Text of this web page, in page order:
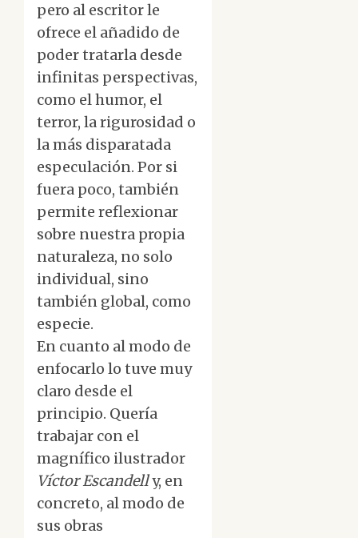
pero al escritor le
ofrece el añadido de
poder tratarla desde
infinitas perspectivas,
como el humor, el
terror, la rigurosidad o
la más disparatada
especulación. Por si
fuera poco, también
permite reflexionar
sobre nuestra propia
naturaleza, no solo
individual, sino
también global, como
especie.
En cuanto al modo de
enfocarlo lo tuve muy
claro desde el
principio. Quería
trabajar con el
magnífico ilustrador
Víctor Escandelly, en
concreto, al modo de
sus obras